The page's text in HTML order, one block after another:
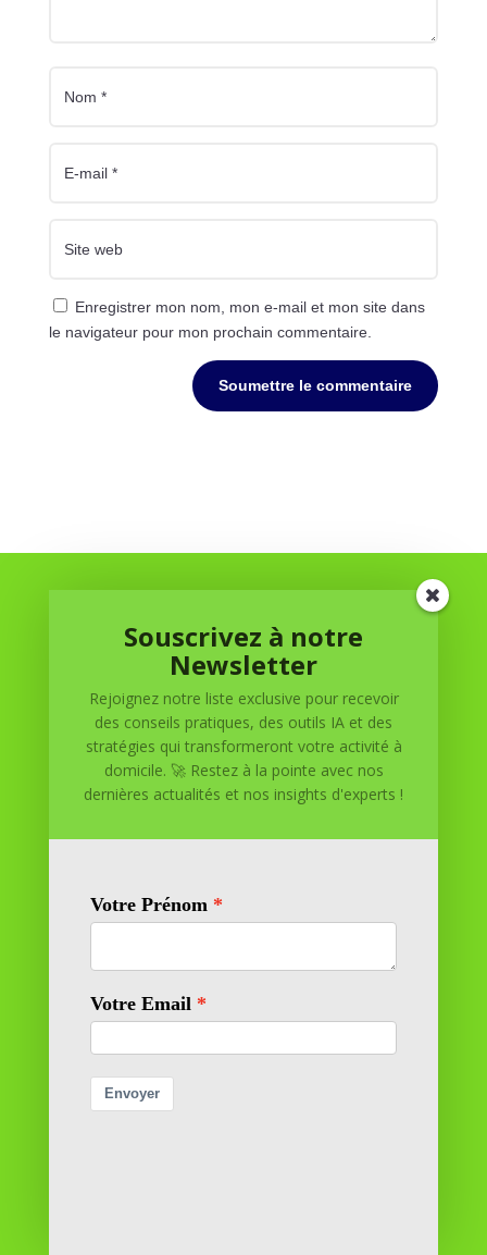
Enregistrer mon nom, mon e-mail et mon site dans
le navigateur pour mon prochain commentaire.
Soumettre le commentaire
Réussite à Domicile
Réussite à Domicile est votre partenaire de confiance
pour atteindre vos objectifs depuis le confort de votre
vous aider à réussir.
SOMMAIRE DU SITE
Adresse
Souscrivez à notre
Newsletter
Rejoignez notre liste exclusive pour recevoir
des conseils pratiques, des outils IA et des
stratégies qui transformeront votre activité à
domicile. 🚀 Restez à la pointe avec nos
dernières actualités et nos insights d'experts !